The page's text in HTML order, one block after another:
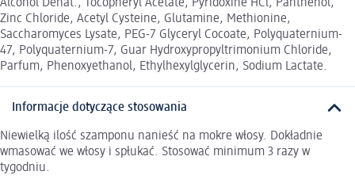
Alcohol Denat., Tocopheryl Acetate, Pyridoxine HCl, Panthenol,
Zinc Chloride, Acetyl Cysteine, Glutamine, Methionine,
Saccharomyces Lysate, PEG-7 Glyceryl Cocoate, Polyquaternium-
47, Polyquaternium-7, Guar Hydroxypropyltrimonium Chloride,
Parfum, Phenoxyethanol, Ethylhexylglycerin, Sodium Lactate.
Informacje dotyczące stosowania
Niewielką ilość szamponu nanieść na mokre włosy. Dokładnie
wmasować we włosy i spłukać. Stosować minimum 3 razy w
tygodniu.